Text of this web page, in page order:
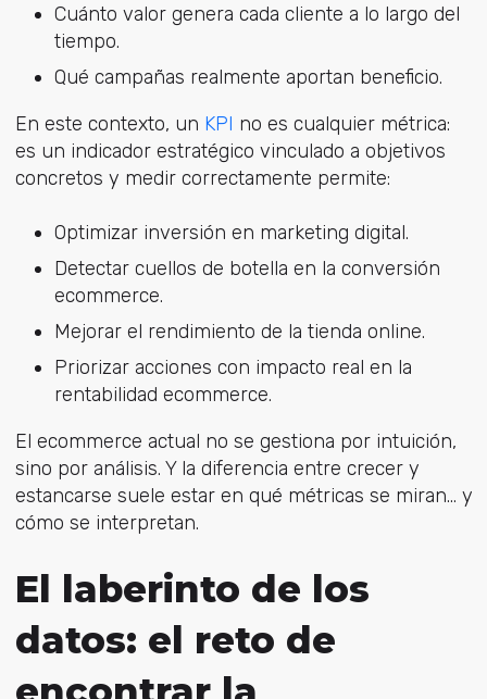
Cuánto valor genera cada cliente a lo largo del
tiempo.
Qué campañas realmente aportan beneficio.
En este contexto, un KPI no es cualquier métrica:
es un indicador estratégico vinculado a objetivos
concretos y medir correctamente permite:
Optimizar inversión en marketing digital.
Detectar cuellos de botella en la conversión
ecommerce.
Mejorar el rendimiento de la tienda online.
Priorizar acciones con impacto real en la
rentabilidad ecommerce.
El ecommerce actual no se gestiona por intuición,
sino por análisis. Y la diferencia entre crecer y
estancarse suele estar en qué métricas se miran… y
cómo se interpretan.
El laberinto de los
datos: el reto de